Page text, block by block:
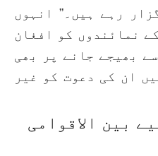
رہے ہیں۔” انہوں
نمائندوں کو افغان
بھیجے جانے پر بھی
ان کی دعوت کو غیر
بین الاقوامی